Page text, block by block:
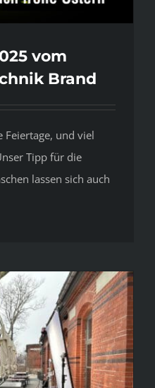
vom
Brand
Feiertage, und viel
Tipp für die
lassen sich auch